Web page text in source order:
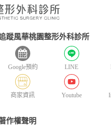
蹤風華桃園整形外科診所
Google預約 LINE
商家資訊 Youtube
作權聲明